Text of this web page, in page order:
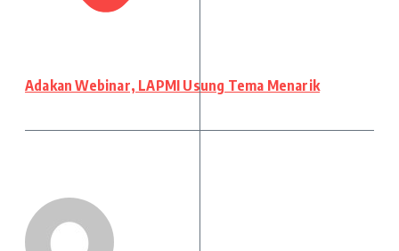
Adakan Webinar, LAPMI Usung Tema Menarik